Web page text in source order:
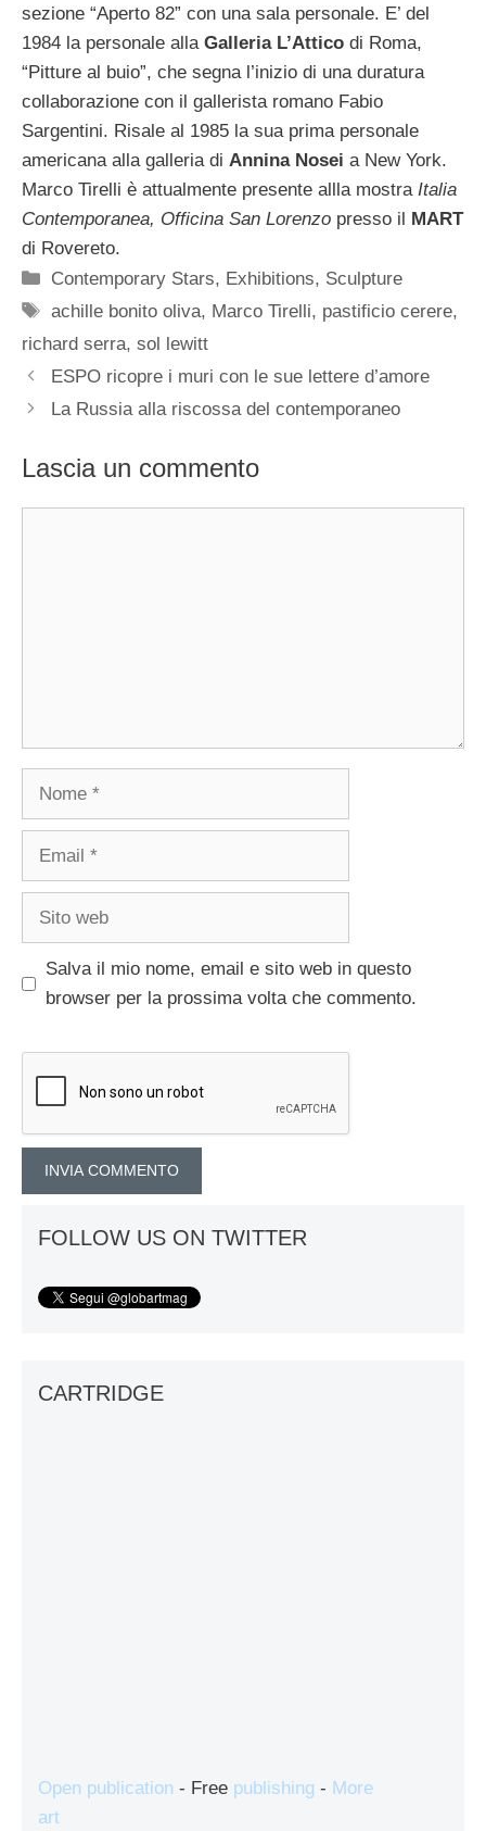
sezione “Aperto 82” con una sala personale. E’ del
1984 la personale alla Galleria L’Attico di Roma,
“Pitture al buio”, che segna l’inizio di una duratura
collaborazione con il gallerista romano Fabio
Sargentini. Risale al 1985 la sua prima personale
americana alla galleria di Annina Nosei a New York.
Marco Tirelli è attualmente presente allla mostra Italia
Contemporanea, Officina San Lorenzo presso il MART
di Rovereto.
Categorie
Contemporary Stars, Exhibitions, Sculpture
Tag
achille bonito oliva, Marco Tirelli, pastificio cerere,
richard serra, sol lewitt
ESPO ricopre i muri con le sue lettere d’amore
La Russia alla riscossa del contemporaneo
Lascia un commento
Nome
Email
Sito
Salva il mio nome, email e sito web in questo
browser per la prossima volta che commento.
FOLLOW US ON TWITTER
CARTRIDGE
Open publication - Free publishing - More
art